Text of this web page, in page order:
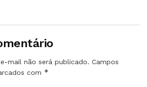
mail não será publicado. Campos
com *